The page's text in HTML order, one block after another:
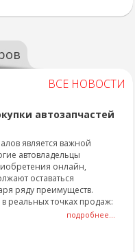
ВСЕ НОВОСТИ
автозапчастей
является важной
автовладельцы
онлайн,
оставаться
ряду преимуществ.
реальных точках продаж:
подробнее...